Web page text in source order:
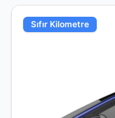
Sıfır Kilometre